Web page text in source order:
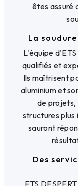
êtes assuré
La
L'équipe
qualifiés et
Ils maîtrisent
aluminium et
de projets,
structures plus
sauront
Des
ETS